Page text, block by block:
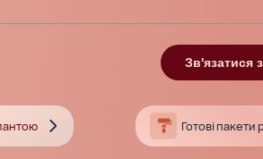
Зв'язатися
Готові